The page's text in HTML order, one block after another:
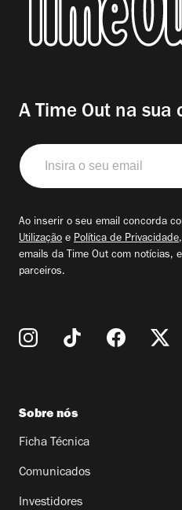
A Time Out na sua
Insira
o
seu
Ao inserir o seu email concorda
Utilização e Política de Privacidade
emails da Time Out com notícias,
parceiros.
Sobre nós
Ficha Técnica
Comunicados
Investidores